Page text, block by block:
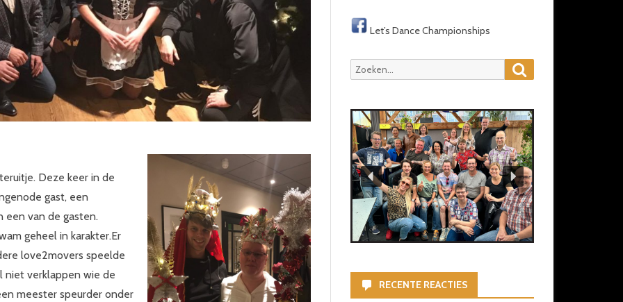
Deze keer in de
gast, een
een van de gasten.
geheel in karakter.Er
love2movers speelde
niet verklappen wie de
meester speurder onder
Let’s Dance Championships
Zoeken
naar:
RECENTE REACTIES